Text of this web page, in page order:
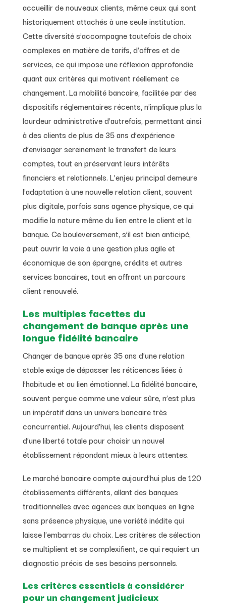
accueillir de nouveaux clients, même ceux qui sont
historiquement attachés à une seule institution.
Cette diversité s’accompagne toutefois de choix
complexes en matière de tarifs, d’offres et de
services, ce qui impose une réflexion approfondie
quant aux critères qui motivent réellement ce
changement. La mobilité bancaire, facilitée par des
dispositifs réglementaires récents, n’implique plus la
lourdeur administrative d’autrefois, permettant ainsi
à des clients de plus de 35 ans d’expérience
d’envisager sereinement le transfert de leurs
comptes, tout en préservant leurs intérêts
financiers et relationnels. L’enjeu principal demeure
l’adaptation à une nouvelle relation client, souvent
plus digitale, parfois sans agence physique, ce qui
modifie la nature même du lien entre le client et la
banque. Ce bouleversement, s’il est bien anticipé,
peut ouvrir la voie à une gestion plus agile et
économique de son épargne, crédits et autres
services bancaires, tout en offrant un parcours
client renouvelé.
Les multiples facettes du
changement de banque après une
longue fidélité bancaire
Changer de banque après 35 ans d’une relation
stable exige de dépasser les réticences liées à
l’habitude et au lien émotionnel. La fidélité bancaire,
souvent perçue comme une valeur sûre, n’est plus
un impératif dans un univers bancaire très
concurrentiel. Aujourd’hui, les clients disposent
d’une liberté totale pour choisir un nouvel
établissement répondant mieux à leurs attentes.
Le marché bancaire compte aujourd’hui plus de 120
établissements différents, allant des banques
traditionnelles avec agences aux banques en ligne
sans présence physique, une variété inédite qui
laisse l’embarras du choix. Les critères de sélection
se multiplient et se complexifient, ce qui requiert un
diagnostic précis de ses besoins personnels.
Les critères essentiels à considérer
pour un changement judicieux